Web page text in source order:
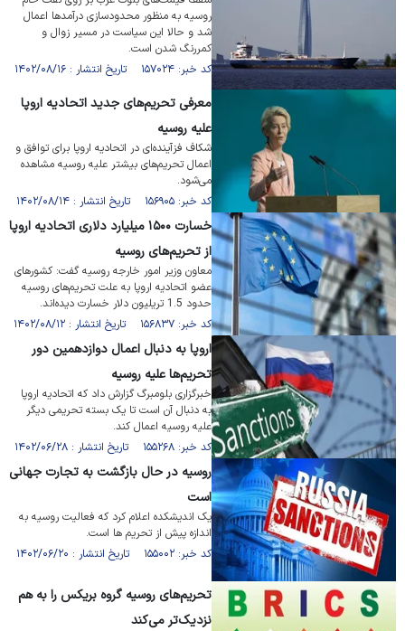
روسیه به منظور محدودسازی درآمد‌ها اعمال
شد و حالا این سیاست در مسیر زوال و
کمررنگ شدن است.
کد خبر: ۱۵۷۰۲۴ تاریخ انتشار : ۱۴۰۲/۰۸/۱۶
معرفی تحریم‌های جدید اتحادیه اروپا
علیه روسیه
شکاف فزآینده‌‌ای در اتحادیه اروپا برای توافق و
اعمال تحریم‌های بیشتر علیه روسیه مشاهده
می‌شود.
کد خبر: ۱۵۶۹۰۵ تاریخ انتشار : ۱۴۰۲/۰۸/۱۴
خسارت ۱۵۰۰ میلیارد دلاری اتحادیه اروپا
از تحریم‌های روسیه
معاون وزیر امور خارجه روسیه گفت: کشورهای
عضو اتحادیه اروپا به علت تحریم‌های روسیه
حدود 1.5 تریلیون دلار خسارت دیده‌اند.
کد خبر: ۱۵۶۸۳۷ تاریخ انتشار : ۱۴۰۲/۰۸/۱۲
اروپا به دنبال اعمال دوازدهمین دور
تحریم‌ها علیه روسیه
خبرگزاری بلومبرگ گزارش داد که اتحادیه اروپا
به دنبال آن است تا یک بسته تحریمی دیگر
علیه روسیه اعمال کند.
کد خبر: ۱۵۵۲۶۸ تاریخ انتشار : ۱۴۰۲/۰۶/۲۸
روسیه در حال بازگشت به تجارت جهانی
است
یک اندیشکده اعلام کرد که فعالیت روسیه به
اندازه پیش از تحریم ها است.
کد خبر: ۱۵۵۰۰۲ تاریخ انتشار : ۱۴۰۲/۰۶/۲۰
تحریم‌های روسیه گروه بریکس را به هم
نزدیک‌تر می‌کند